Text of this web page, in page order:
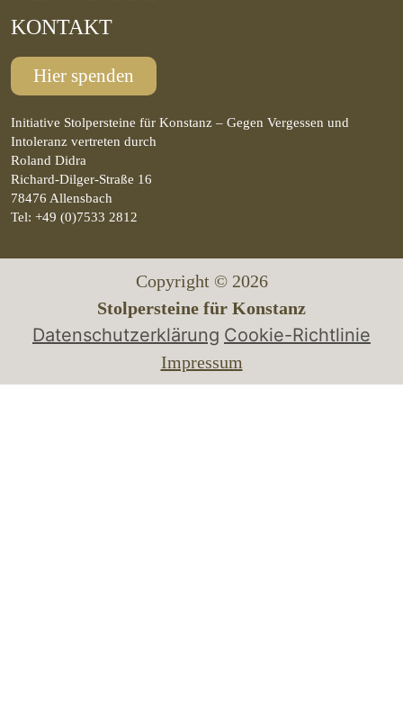
KONTAKT
Hier spenden
Initiative Stolpersteine für Konstanz – Gegen Vergessen und
Intoleranz vertreten durch
Roland Didra
Richard-Dilger-Straße 16
78476 Allensbach
Tel: +49 (0)7533 2812
Copyright © 2026
Stolpersteine für Konstanz
Datenschutzerklärung Cookie-Richtlinie
Impressum